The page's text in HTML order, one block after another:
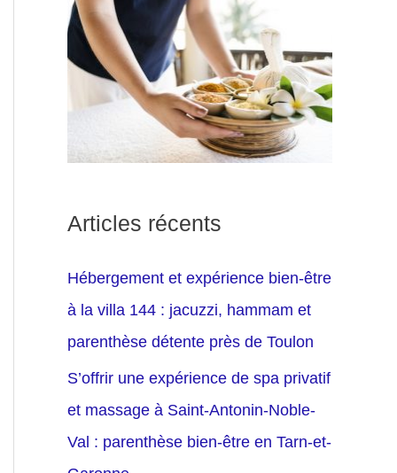
Articles récents
Hébergement et expérience bien-être
à la villa 144 : jacuzzi, hammam et
parenthèse détente près de Toulon
S’offrir une expérience de spa privatif
et massage à Saint-Antonin-Noble-
Val : parenthèse bien-être en Tarn-et-